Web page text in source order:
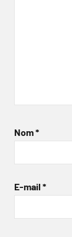
Nom*
E-mail *